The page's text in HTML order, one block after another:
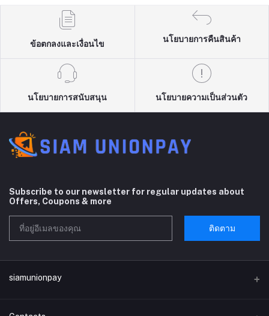
ข้อตกลงและเงื่อนไข
นโยบายการคืนสินค้า
นโยบายการสนับสนุน นโยบายความเป็นส่วนตัว
Subscribe to our newsletter for regular updates about
Offers, Coupons & more
ติดตาม
siamunionpay